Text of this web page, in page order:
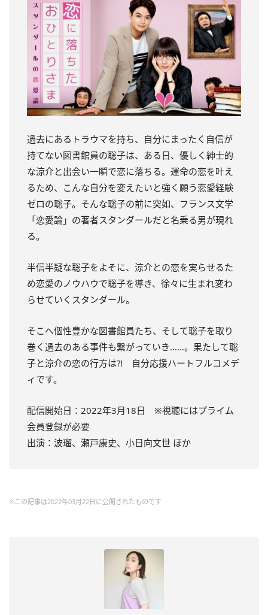
過去にあるトラウマを持ち、自分にまったく自信が
持てない図書館員の聡子は、ある日、優しく紳士的
な涼介と出会い一瞬で恋に落ちる。運命の恋を叶え
るため、こんな自分を変えたいと強く願う恋愛経験
ゼロの聡子。そんな聡子の前に突如、フランス文学
「恋愛論」の著者スタンダールだと名乗る男が現れ
る。
半信半疑な聡子をよそに、涼介との恋を実らせるた
め恋愛のノウハウで聡子を導き、徐々に生まれ変わ
らせていくスタンダール。
そこへ個性豊かな図書館員たち、そして聡子を取り
巻く過去のある事件も繋がっていき……。果たして聡
子と涼介の恋の行方は⁈ 自分応援ハートフルコメデ
ィです。
配信開始日：2022年3月18日 ※視聴にはプライム
会員登録が必要
出演：波瑠、瀬戸康史、小日向文世 ほか
※この記事は2022年03月22日に公開されたものです